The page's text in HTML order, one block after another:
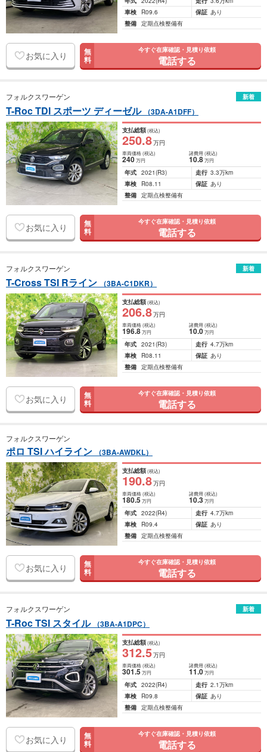
車検
R09.6 保証 あり
整備 定期点検整備有
お気に入り 無
料
今すぐ在庫確認・見積り依頼
電話する
フォルクスワーゲン 新着
T-Roc TDI スポーツ ディーゼル （3DA-A1DFF）
支払総額(税込)
250.8万円
車両価格(税込)
240万円
諸費用 (税込)
10.8 万円
年式 2021(R3) 走行 3.3万km
車検
R08.11 保証 あり
整備 定期点検整備有
お気に入り 無
料
今すぐ在庫確認・見積り依頼
電話する
フォルクスワーゲン 新着
T-Cross TSI Rライン （3BA-C1DKR）
支払総額(税込)
206.8万円
車両価格(税込)
196.8万円
諸費用 (税込)
10.0 万円
年式 2021(R3) 走行 4.7万km
車検
R08.11 保証 あり
整備 定期点検整備有
お気に入り 無
料
今すぐ在庫確認・見積り依頼
電話する
フォルクスワーゲン
ポロ TSI ハイライン （3BA-AWDKL）
支払総額(税込)
190.8万円
車両価格(税込)
180.5万円
諸費用 (税込)
10.3 万円
年式 2022(R4) 走行 4.7万km
車検
R09.4 保証 あり
整備 定期点検整備有
お気に入り 無
料
今すぐ在庫確認・見積り依頼
電話する
フォルクスワーゲン 新着
T-Roc TSI スタイル （3BA-A1DPC）
支払総額(税込)
312.5万円
車両価格(税込)
301.5万円
諸費用 (税込)
11.0 万円
年式 2022(R4) 走行 2.1万km
車検
R09.8 保証 あり
整備 定期点検整備有
お気に入り 無
料
今すぐ在庫確認・見積り依頼
電話する